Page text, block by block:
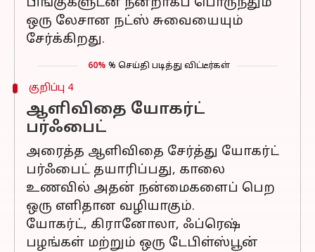
ஒரு லேசான நட்ஸ் சுவையையும்
சேர்க்கிறது.
60% % செய்தி படித்து விட்டீர்கள்
குறிப்பு 4
ஆளிவிதை யோகர்ட்
பர்ஃபைட்
அரைத்த ஆளிவிதை சேர்த்து யோகர்ட்
பர்ஃபைட் தயாரிப்பது, காலை
உணவில் அதன் நன்மைகளைப் பெற
ஒரு எளிதான வழியாகும்.
யோகர்ட், கிரானோலா, ஃப்ரெஷ்
பழங்கள் மற்றும் ஒரு டேபிள்ஸ்பூன்